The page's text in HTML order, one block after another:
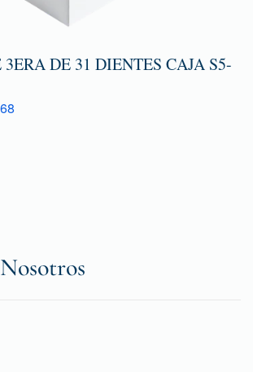
DE 31 DIENTES CAJA S5-